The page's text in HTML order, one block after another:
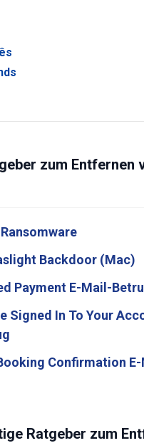
zum Entfernen
Backdoor (Mac)
Payment E-Mail-
Signed In To Your
Confirmation
Ratgeber zum